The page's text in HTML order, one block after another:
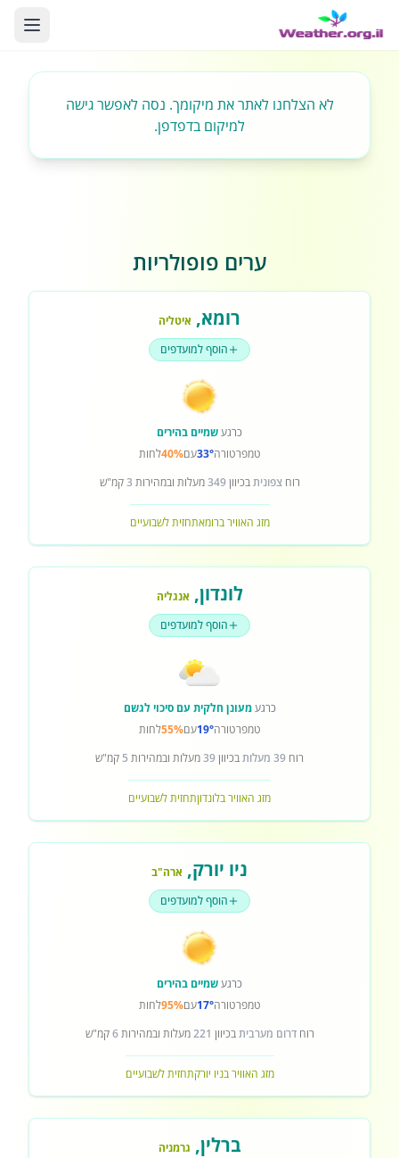
לא הצלחנו לאתר את מיקומך. נסה לאפשר גישה
למיקום בדפדפן.
ערים פופולריות
רומא, איטליה
הוסף למועדפים
כרגעשמיים בהירים
טמפרטורה33°עם40%לחות
רוחצפוניתבכיוון349מעלות ובמהירות 3קמ"ש
מזג האוויר ברומאתחזית לשבועיים
לונדון, אנגליה
הוסף למועדפים
כרגעמעונן חלקית עם סיכוי לגשם
טמפרטורה19°עם55%לחות
רוח 39 מעלות בכיוון39מעלות ובמהירות 5 קמ"ש
מזג האוויר בלונדוןתחזית לשבועיים
ניו יורק, ארה"ב
הוסף למועדפים
כרגעשמיים בהירים
טמפרטורה17°עם95%לחות
רוחדרום מערביתבכיוון 221מעלות ובמהירות6קמ"ש
מזג האוויר בניו יורקתחזית לשבועיים
ברלין, גרמניה